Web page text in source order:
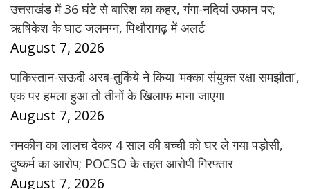
उत्तराखंड में 36 घंटे से बारिश का कहर, गंगा-नदियां उफान पर;
ऋषिकेश के घाट जलमग्न, पिथौरागढ़ में अलर्ट
August 7, 2026
पाकिस्तान-सऊदी अरब-तुर्किये ने किया ‘मक्का संयुक्त रक्षा समझौता’,
एक पर हमला हुआ तो तीनों के खिलाफ माना जाएगा
August 7, 2026
नमकीन का लालच देकर 4 साल की बच्ची को घर ले गया पड़ोसी,
दुष्कर्म का आरोप; POCSO के तहत आरोपी गिरफ्तार
August 7, 2026